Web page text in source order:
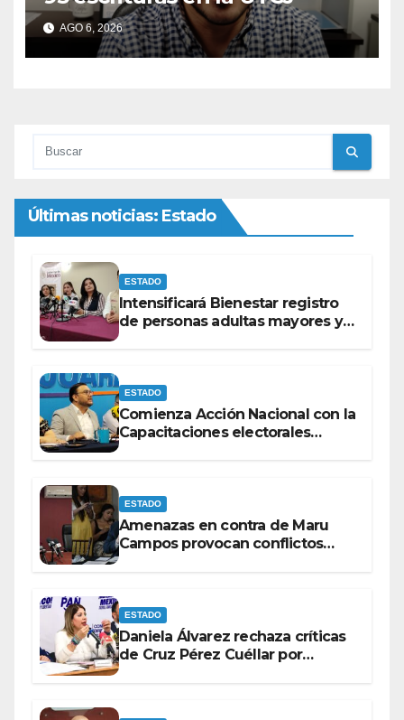
AGO 6, 2026
Últimas noticias: Estado
ESTADO
Intensificará Bienestar registro
de personas adultas mayores y
ESTADO
Comienza Acción Nacional con la
Capacitaciones electorales
ESTADO
Amenazas en contra de Maru
Campos provocan conflictos
ESTADO
Daniela Álvarez rechaza críticas
de Cruz Pérez Cuéllar por